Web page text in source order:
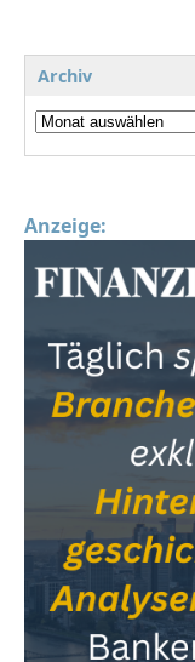
Archiv
Anzeige: